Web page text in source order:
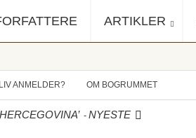
ARTIKLER
ANMELDER? OM BOGRUMMET
-NYESTE